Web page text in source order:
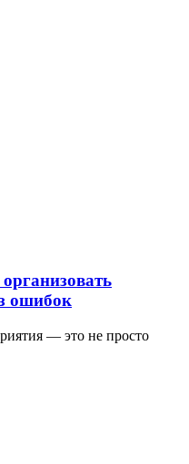
ошибок
— это не просто